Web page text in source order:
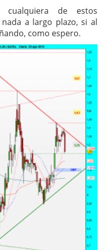
de estos
a largo plazo, si al
como espero.